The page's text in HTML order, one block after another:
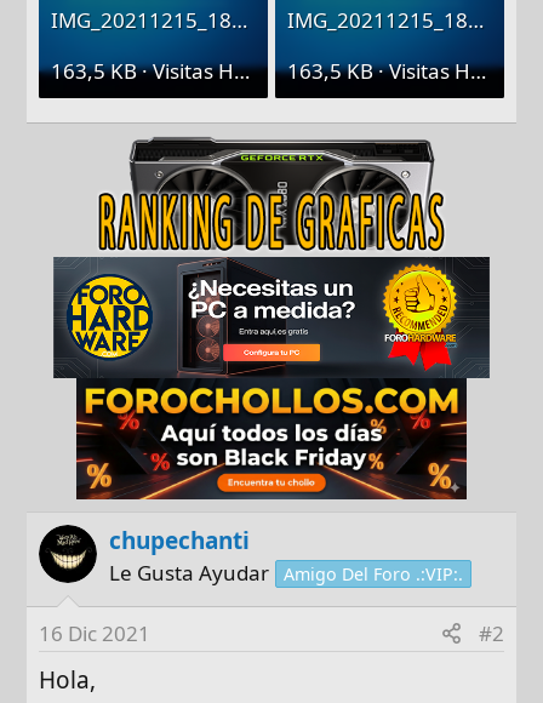
IMG_20211215_181108.webp
163,5 KB · Visitas Hoy: 2
IMG_20211215_181108.webp
163,5 KB · Visitas Hoy: 2
chupechanti
Le Gusta Ayudar Amigo Del Foro .:VIP:.
16 Dic 2021 #2
Hola,